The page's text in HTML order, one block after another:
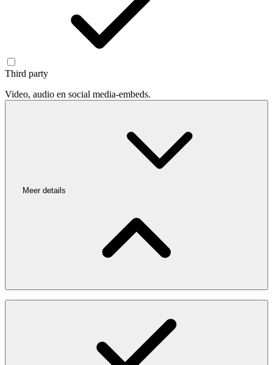
Third party
Video, audio en social media-embeds.
Meer details